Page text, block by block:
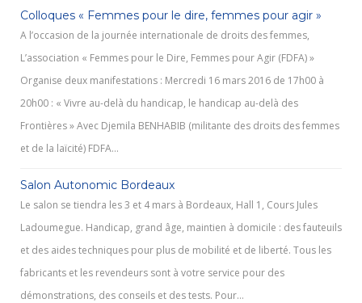
Colloques « Femmes pour le dire, femmes pour agir »
A l’occasion de la journée internationale de droits des femmes,
L’association « Femmes pour le Dire, Femmes pour Agir (FDFA) »
Organise deux manifestations : Mercredi 16 mars 2016 de 17h00 à
20h00 : « Vivre au-delà du handicap, le handicap au-delà des
Frontières » Avec Djemila BENHABIB (militante des droits des femmes
et de la laïcité) FDFA…
Salon Autonomic Bordeaux
Le salon se tiendra les 3 et 4 mars à Bordeaux, Hall 1, Cours Jules
Ladoumegue. Handicap, grand âge, maintien à domicile : des fauteuils
et des aides techniques pour plus de mobilité et de liberté. Tous les
fabricants et les revendeurs sont à votre service pour des
démonstrations, des conseils et des tests. Pour…